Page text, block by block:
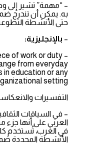
– “مهمة” تشير إلى
به. يمكن أن تندرج ضمن
حتى الأنشطة التطوعية.
بالإنجليزية:
piece of work or duty
range from everyday
in education or any
organizational setting.
التفسيرات والانعكاسات
– في السياقات الثقافية،
العربي على أنها جزء من
الأنشطة المحددة ضمن